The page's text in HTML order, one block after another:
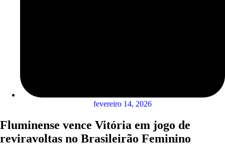
fevereiro 14, 2026
Fluminense vence Vitória em jogo de
reviravoltas no Brasileirão Feminino